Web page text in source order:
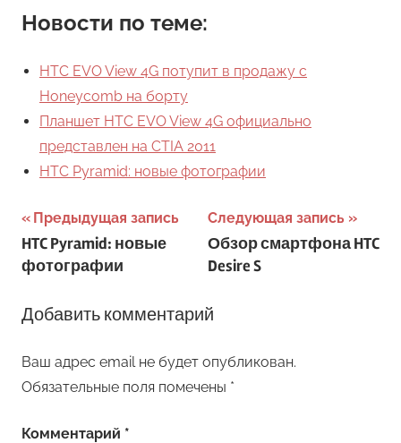
Новости по теме:
HTC EVO View 4G потупит в продажу с
Honeycomb на борту
Планшет HTC EVO View 4G официально
представлен на CTIA 2011
HTC Pyramid: новые фотографии
Навигация
по
Предыдущая запись
HTC Pyramid: новые
фотографии
Следующая запись
Обзор смартфона HTC
Desire S
Добавить комментарий
Ваш адрес email не будет опубликован.
Обязательные поля помечены *
Комментарий *